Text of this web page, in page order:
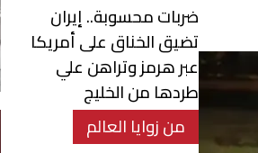
ضربات محسوبة.. إيران
تضيق الخناق على أمريكا
عبر هرمز وتراهن علي
طردها من الخليج
من زوايا العالم